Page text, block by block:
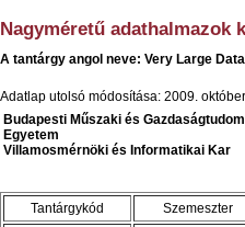
Nagyméretű adathalmazok
A tantárgy angol neve: Very Large
Adatlap utolsó módosítása: 2009.
Budapesti Műszaki és
Egyetem
Villamosmérnöki és Informatikai Kar
Tantárgykód Szemeszter